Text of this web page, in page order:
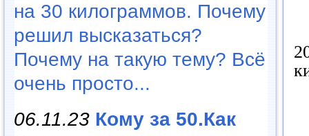
на 30 килограммов. Почему
решил высказаться?
Почему на такую тему? Всё
очень просто...
06.11.23 Кому за 50.Как